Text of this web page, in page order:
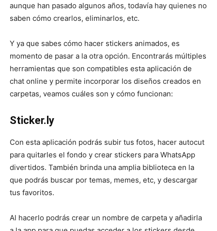
aunque han pasado algunos años, todavía hay quienes no
saben cómo crearlos, eliminarlos, etc.
Y ya que sabes cómo hacer stickers animados, es
momento de pasar a la otra opción. Encontrarás múltiples
herramientas que son compatibles esta aplicación de
chat online y permite incorporar los diseños creados en
carpetas, veamos cuáles son y cómo funcionan:
Sticker.ly
Con esta aplicación podrás subir tus fotos, hacer autocut
para quitarles el fondo y crear stickers para WhatsApp
divertidos. También brinda una amplia biblioteca en la
que podrás buscar por temas, memes, etc, y descargar
tus favoritos.
Al hacerlo podrás crear un nombre de carpeta y añadirla